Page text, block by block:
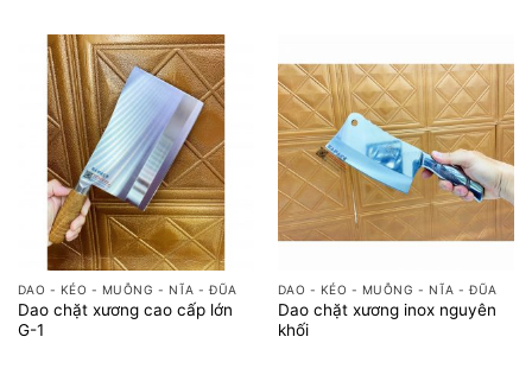
DAO - KÉO - MUỖNG - NĨA - ĐŨA
Dao chặt xương cao cấp lớn
G-1
DAO - KÉO - MUỖNG - NĨA - ĐŨA
Dao chặt xương inox nguyên
khối